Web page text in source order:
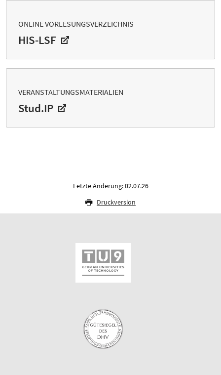
ONLINE VORLESUNGSVERZEICHNIS
HIS-LSF
VERANSTALTUNGSMATERIALIEN
Stud.IP
Letzte Änderung: 02.07.26
Druckversion